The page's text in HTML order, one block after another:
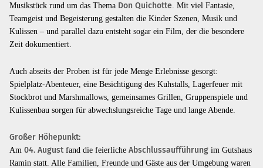
Musikstück rund um das Thema Don Quichotte . Mit viel Fantasie,
Teamgeist und Begeisterung gestalten die Kinder Szenen, Musik und
Kulissen – und parallel dazu entsteht sogar ein Film, der die besondere
Zeit dokumentiert.
Auch abseits der Proben ist für jede Menge Erlebnisse gesorgt:
Spielplatz-Abenteuer, eine Besichtigung des Kuhstalls, Lagerfeuer mit
Stockbrot und Marshmallows, gemeinsames Grillen, Gruppenspiele und
Kulissenbau sorgen für abwechslungsreiche Tage und lange Abende.
Großer Höhepunkt:
Am 04. August fand die feierliche Abschlussaufführung im Gutshaus
Ramin statt. Alle Familien, Freunde und Gäste aus der Umgebung waren